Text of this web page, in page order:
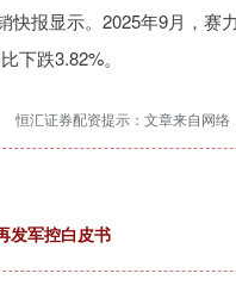
报显示。2025年9月，赛
下跌3.82%。
恒汇证券配资提示：文章来自网络
发军控白皮书